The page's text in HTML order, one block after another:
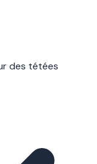
des tétées